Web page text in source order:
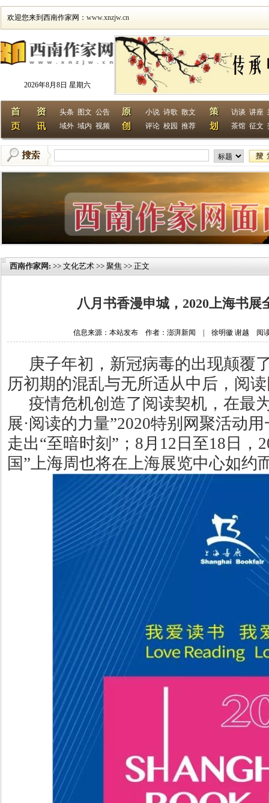
欢迎您来到西南作家网： www.xnzjw.cn
2026年8月8日 星期六
头条 图文 公告
域外 域内 视频
小说 诗歌 散文
评论 校园 推荐
访谈 讲座
茶馆 征文
西南作家网 : >> 文化艺术 >> 聚焦 >> 正文
八月书香漫申城，2020上海书展
信息来源：本站发布 作者：澎湃新闻 | 徐明徽 谢越 阅读
庚子年初，新冠病毒的出现颠覆
历初期的混乱与无所适从中后，阅
疫情危机创造了阅读契机，在最
展·阅读的力量”2020特别网聚活动
走出“至暗时刻”；8月12日至18日，
国”上海周也将在上海展览中心如约